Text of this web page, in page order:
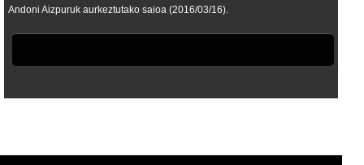
Andoni Aizpuruk aurkeztutako saioa (2016/03/16).